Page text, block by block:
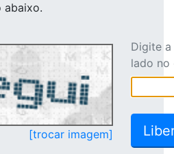
abaixo.
[trocar imagem]
Digite
lado no